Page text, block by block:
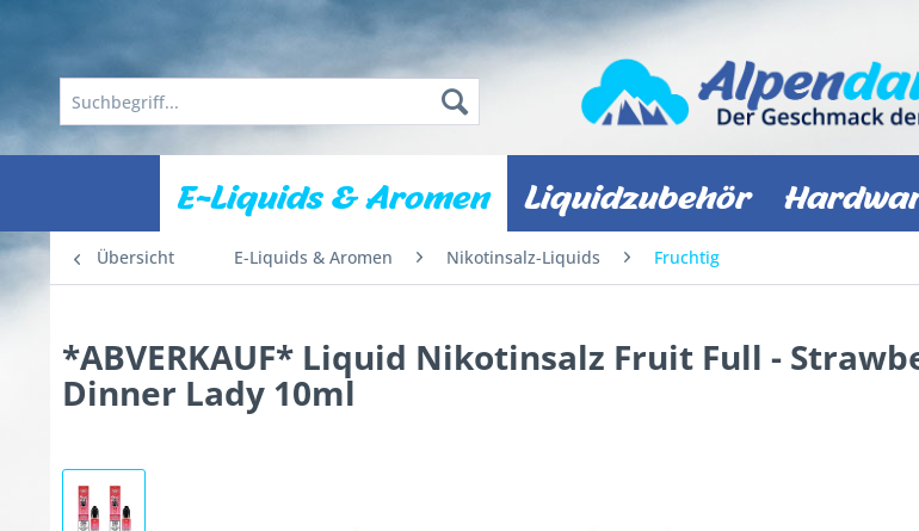
E-Liquids & Aromen Liquidzubehör
Übersicht E-Liquids & Aromen Nikotinsalz-Liquids Fruchtig
*ABVERKAUF* Liquid Nikotinsalz Fruit Full -
Dinner Lady 10ml